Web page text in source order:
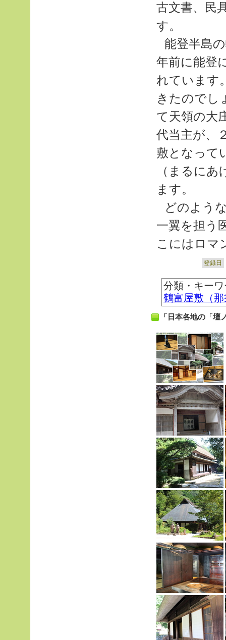
古文書、民
す。
能登半島
年前に能登
れています
きたのでし
て天領の大
代当主が、
敷となって
（まるに
ます。
どのよう
一翼を担う
こにはロマ
登録日
分類・キー
鶴富屋敷（
「日本各地の「